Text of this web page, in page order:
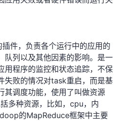
件，负责各个运行中的应用的
队列以及其他因素的影响。是一
用程序的监控和状态追踪，不保
失败的情况对task重启，而是基
其调度功能，使用了叫做资源
多种资源，比如，cpu，内
的MapReduce框架中主要